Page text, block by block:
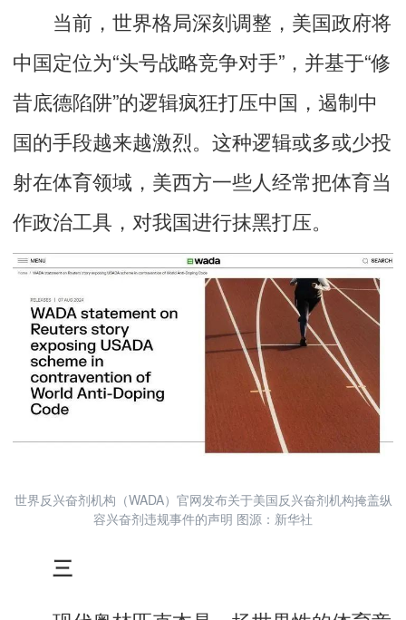
当前，世界格局深刻调整，美国政府将
中国定位为“头号战略竞争对手”，并基于“修
昔底德陷阱”的逻辑疯狂打压中国，遏制中
国的手段越来越激烈。这种逻辑或多或少投
射在体育领域，美西方一些人经常把体育当
作政治工具，对我国进行抹黑打压。
世界反兴奋剂机构（WADA）官网发布关于美国反兴奋剂机构掩盖纵
容兴奋剂违规事件的声明 图源：新华社
三